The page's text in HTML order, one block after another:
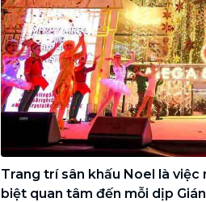
phòng, nhà xưởng, công trình
Trang trí sân khấu Noel là
biệt quan tâm đến mỗi dịp